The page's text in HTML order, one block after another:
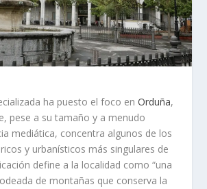
ha puesto el foco enOrduña,
pese a su tamaño y a menudo
mediática, concentra algunos de los
y urbanísticos más singulares de
define a la localidad como “una
de montañas que conserva la